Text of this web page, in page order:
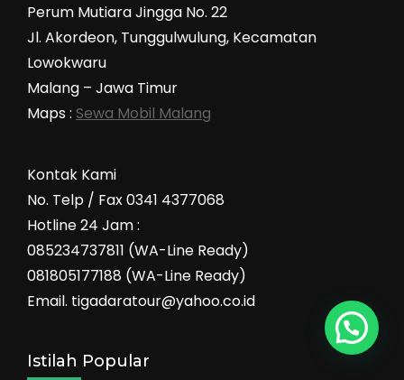
Perum Mutiara Jingga No. 22
Jl. Akordeon, Tunggulwulung, Kecamatan
Lowokwaru
Malang – Jawa Timur
Maps : Sewa Mobil Malang
Kontak Kami
No. Telp / Fax 0341 4377068
Hotline 24 Jam :
085234737811 (WA-Line Ready)
081805177188 (WA-Line Ready)
Email. tigadaratour@yahoo.co.id
Istilah Popular